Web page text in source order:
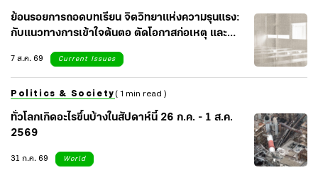
ย้อนรอยการถอดบทเรียน จิตวิทยาแห่งความรุนแรง:
กับแนวทางการเข้าใจต้นตอ ตัดโอกาสก่อเหตุ และ
เยียวยาจิตใจสังคม
7 ส.ค. 69 Current Issues
Politics & Society ( 1 min read )
ทั่วโลกเกิดอะไรขึ้นบ้างในสัปดาห์นี้ 26 ก.ค. - 1 ส.ค.
2569
31 ก.ค. 69
World